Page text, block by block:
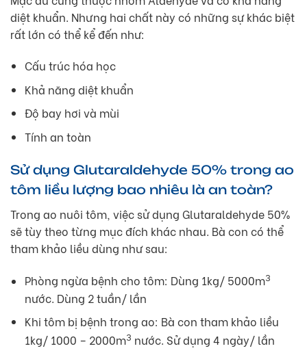
diệt khuẩn. Nhưng hai chất này có những sự khác biệt
rất lớn có thể kể đến như:
Cấu trúc hóa học
Khả năng diệt khuẩn
Độ bay hơi và mùi
Tính an toàn
Sử dụng Glutaraldehyde 50% trong ao
tôm liều lượng bao nhiêu là an toàn?
Trong ao nuôi tôm, việc sử dụng Glutaraldehyde 50%
sẽ tùy theo từng mục đích khác nhau. Bà con có thể
tham khảo liều dùng như sau:
Phòng ngừa bệnh cho tôm: Dùng 1kg/ 5000m3
nước. Dùng 2 tuần/ lần
Khi tôm bị bệnh trong ao: Bà con tham khảo liều
1kg/ 1000 – 2000m3 nước. Sử dụng 4 ngày/ lần